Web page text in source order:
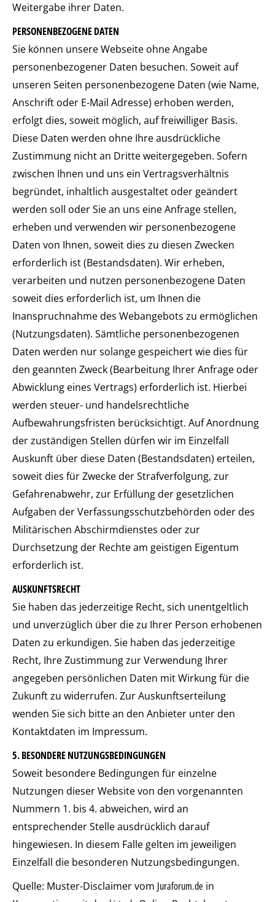
Weitergabe ihrer Daten.
PERSONENBEZOGENE DATEN
Sie können unsere Webseite ohne Angabe
personenbezogener Daten besuchen. Soweit auf
unseren Seiten personenbezogene Daten (wie Name,
Anschrift oder E-Mail Adresse) erhoben werden,
erfolgt dies, soweit möglich, auf freiwilliger Basis.
Diese Daten werden ohne Ihre ausdrückliche
Zustimmung nicht an Dritte weitergegeben. Sofern
zwischen Ihnen und uns ein Vertragsverhältnis
begründet, inhaltlich ausgestaltet oder geändert
werden soll oder Sie an uns eine Anfrage stellen,
erheben und verwenden wir personenbezogene
Daten von Ihnen, soweit dies zu diesen Zwecken
erforderlich ist (Bestandsdaten). Wir erheben,
verarbeiten und nutzen personenbezogene Daten
soweit dies erforderlich ist, um Ihnen die
Inanspruchnahme des Webangebots zu ermöglichen
(Nutzungsdaten). Sämtliche personenbezogenen
Daten werden nur solange gespeichert wie dies für
den geannten Zweck (Bearbeitung Ihrer Anfrage oder
Abwicklung eines Vertrags) erforderlich ist. Hierbei
werden steuer- und handelsrechtliche
Aufbewahrungsfristen berücksichtigt. Auf Anordnung
der zuständigen Stellen dürfen wir im Einzelfall
Auskunft über diese Daten (Bestandsdaten) erteilen,
soweit dies für Zwecke der Strafverfolgung, zur
Gefahrenabwehr, zur Erfüllung der gesetzlichen
Aufgaben der Verfassungsschutzbehörden oder des
Militärischen Abschirmdienstes oder zur
Durchsetzung der Rechte am geistigen Eigentum
erforderlich ist.
AUSKUNFTSRECHT
Sie haben das jederzeitige Recht, sich unentgeltlich
und unverzüglich über die zu Ihrer Person erhobenen
Daten zu erkundigen. Sie haben das jederzeitige
Recht, Ihre Zustimmung zur Verwendung Ihrer
angegeben persönlichen Daten mit Wirkung für die
Zukunft zu widerrufen. Zur Auskunftserteilung
wenden Sie sich bitte an den Anbieter unter den
Kontaktdaten im Impressum.
5. BESONDERE NUTZUNGSBEDINGUNGEN
Soweit besondere Bedingungen für einzelne
Nutzungen dieser Website von den vorgenannten
Nummern 1. bis 4. abweichen, wird an
entsprechender Stelle ausdrücklich darauf
hingewiesen. In diesem Falle gelten im jeweiligen
Einzelfall die besonderen Nutzungsbedingungen.
Quelle: Muster-Disclaimer vom Juraforum.de in